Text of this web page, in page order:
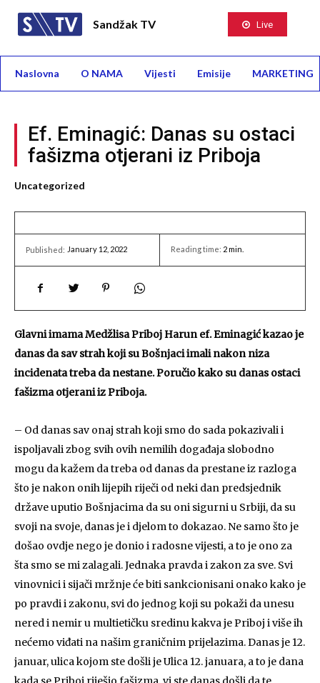
Sandžak TV Live
Naslovna O NAMA Vijesti Emisije MARKETING
Ef. Eminagić: Danas su ostaci
fašizma otjerani iz Priboja
Uncategorized
Published: January 12, 2022 Reading time: 2min.
Glavni imama Medžlisa Priboj Harun ef. Eminagić kazao je
danas da sav strah koji su Bošnjaci imali nakon niza
incidenata treba da nestane. Poručio kako su danas ostaci
fašizma otjerani iz Priboja.
– Od danas sav onaj strah koji smo do sada pokazivali i
ispoljavali zbog svih ovih nemilih događaja slobodno
mogu da kažem da treba od danas da prestane iz razloga
što je nakon onih lijepih riječi od neki dan predsjednik
države uputio Bošnjacima da su oni sigurni u Srbiji, da su
svoji na svoje, danas je i djelom to dokazao. Ne samo što je
došao ovdje nego je donio i radosne vijesti, a to je ono za
šta smo se mi zalagali. Jednaka pravda i zakon za sve. Svi
vinovnici i sijači mržnje će biti sankcionisani onako kako je
po pravdi i zakonu, svi do jednog koji su pokaži da unesu
nered i nemir u multietičku sredinu kakva je Priboj i više ih
nećemo viđati na našim graničnim prijelazima. Danas je 12.
januar, ulica kojom ste došli je Ulica 12. januara, a to je dana